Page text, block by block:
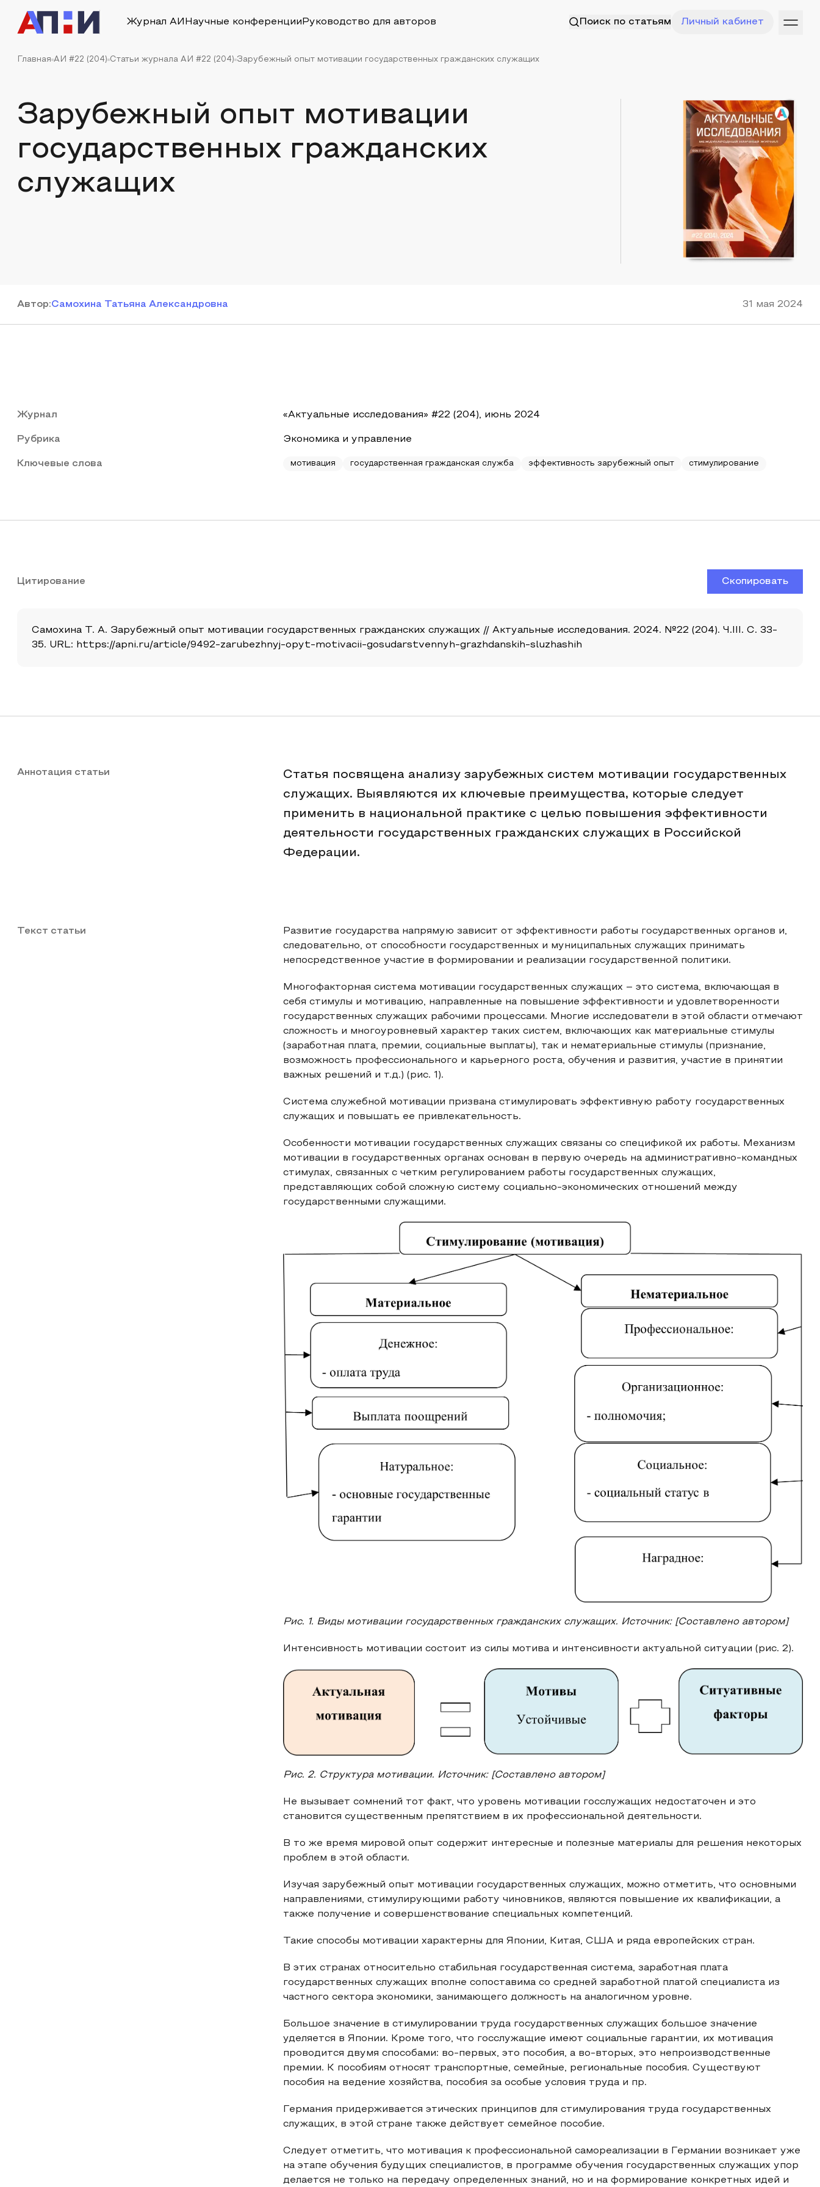
Журнал АИ Научные конференции Руководство для авторов Поиск по статьям Личный кабинет
Главная АИ #22 (204) Статьи журнала АИ #22 (204) Зарубежный опыт мотивации государственных гражданских служащих
Зарубежный опыт мотивации
государственных гражданских
служащих
Автор:Самохина Татьяна Александровна 31 мая 2024
Журнал «Актуальные исследования» #22 (204), июнь 2024
Рубрика Экономика и управление
Ключевые слова мотивация государственная гражданская служба эффективность зарубежный опыт стимулирование
Цитирование Скопировать
Самохина Т. А. Зарубежный опыт мотивации государственных гражданских служащих // Актуальные исследования. 2024. №22 (204). Ч.III. С. 33-
35. URL: https://apni.ru/article/9492-zarubezhnyj-opyt-motivacii-gosudarstvennyh-grazhdanskih-sluzhashih
Аннотация статьи
Статья посвящена анализу зарубежных систем мотивации государственных
служащих. Выявляются их ключевые преимущества, которые следует
применить в национальной практике с целью повышения эффективности
деятельности государственных гражданских служащих в Российской
Федерации.
Текст статьи
Развитие государства напрямую зависит от эффективности работы государственных органов и,
следовательно, от способности государственных и муниципальных служащих принимать
непосредственное участие в формировании и реализации государственной политики.
Многофакторная система мотивации государственных служащих – это система, включающая в
себя стимулы и мотивацию, направленные на повышение эффективности и удовлетворенности
государственных служащих рабочими процессами. Многие исследователи в этой области отмечают
сложность и многоуровневый характер таких систем, включающих как материальные стимулы
(заработная плата, премии, социальные выплаты), так и нематериальные стимулы (признание,
возможность профессионального и карьерного роста, обучения и развития, участие в принятии
важных решений и т.д.) (рис. 1).
Система служебной мотивации призвана стимулировать эффективную работу государственных
служащих и повышать ее привлекательность.
Особенности мотивации государственных служащих связаны со спецификой их работы. Механизм
мотивации в государственных органах основан в первую очередь на административно-командных
стимулах, связанных с четким регулированием работы государственных служащих,
представляющих собой сложную систему социально-экономических отношений между
государственными служащими.
Рис. 1. Виды мотивации государственных гражданских служащих. Источник: [Составлено автором]
Интенсивность мотивации состоит из силы мотива и интенсивности актуальной ситуации (рис. 2).
Рис. 2. Структура мотивации. Источник: [Составлено автором]
Не вызывает сомнений тот факт, что уровень мотивации госслужащих недостаточен и это
становится существенным препятствием в их профессиональной деятельности.
В то же время мировой опыт содержит интересные и полезные материалы для решения некоторых
проблем в этой области.
Изучая зарубежный опыт мотивации государственных служащих, можно отметить, что основными
направлениями, стимулирующими работу чиновников, являются повышение их квалификации, а
также получение и совершенствование специальных компетенций.
Такие способы мотивации характерны для Японии, Китая, США и ряда европейских стран.
В этих странах относительно стабильная государственная система, заработная плата
государственных служащих вполне сопоставима со средней заработной платой специалиста из
частного сектора экономики, занимающего должность на аналогичном уровне.
Большое значение в стимулировании труда государственных служащих большое значение
уделяется в Японии. Кроме того, что госслужащие имеют социальные гарантии, их мотивация
проводится двумя способами: во-первых, это пособия, а во-вторых, это непроизводственные
премии. К пособиям относят транспортные, семейные, региональные пособия. Существуют
пособия на ведение хозяйства, пособия за особые условия труда и пр.
Германия придерживается этических принципов для стимулирования труда государственных
служащих, в этой стране также действует семейное пособие.
Следует отметить, что мотивация к профессиональной самореализации в Германии возникает уже
на этапе обучения будущих специалистов, в программе обучения государственных служащих упор
делается не только на передачу определенных знаний, но и на формирование конкретных идей и